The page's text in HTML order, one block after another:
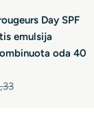
Day SPF
emulsija
oda 40